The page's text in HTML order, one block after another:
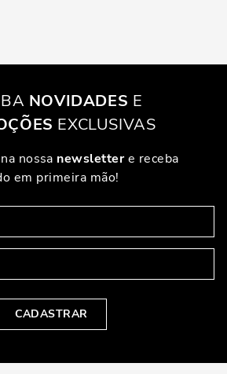
NOVIDADES E
EXCLUSIVAS
nossa newslettere receba
em primeira mão!
CADASTRAR